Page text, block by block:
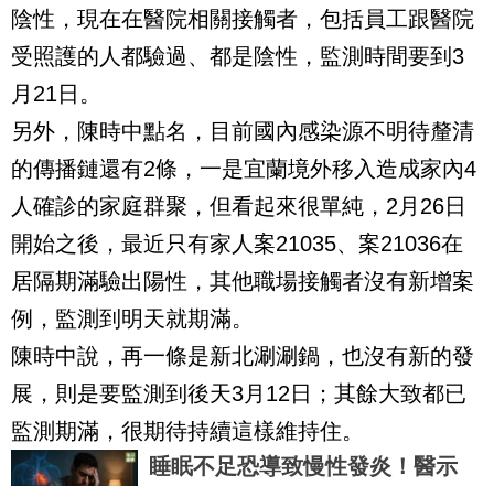
陰性，現在在醫院相關接觸者，包括員工跟醫院
受照護的人都驗過、都是陰性，監測時間要到3
月21日。
另外，陳時中點名，目前國內感染源不明待釐清
的傳播鏈還有2條，一是宜蘭境外移入造成家內4
人確診的家庭群聚，但看起來很單純，2月26日
開始之後，最近只有家人案21035、案21036在
居隔期滿驗出陽性，其他職場接觸者沒有新增案
例，監測到明天就期滿。
陳時中說，再一條是新北涮涮鍋，也沒有新的發
展，則是要監測到後天3月12日；其餘大致都已
監測期滿，很期待持續這樣維持住。
睡眠不足恐導致慢性發炎！醫示